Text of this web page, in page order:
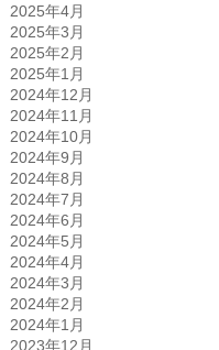
2025年4月
2025年3月
2025年2月
2025年1月
2024年12月
2024年11月
2024年10月
2024年9月
2024年8月
2024年7月
2024年6月
2024年5月
2024年4月
2024年3月
2024年2月
2024年1月
2023年12月